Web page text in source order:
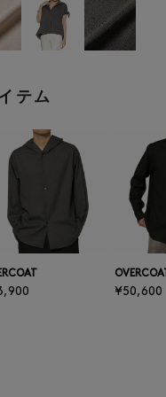
テム
OVERCOAT
¥50,600